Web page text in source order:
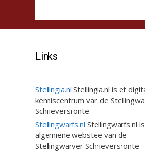
Links
Stellingia.nl Stellingia.nl is et
kenniscentrum van de
Schrieversronte
Stellingwarfs.nl Stellingwarfs.nl
algemiene webstee van de
Stellingwarver Schrieversronte